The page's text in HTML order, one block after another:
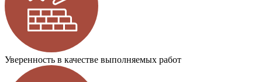
Уверенность в качестве выполняемых работ